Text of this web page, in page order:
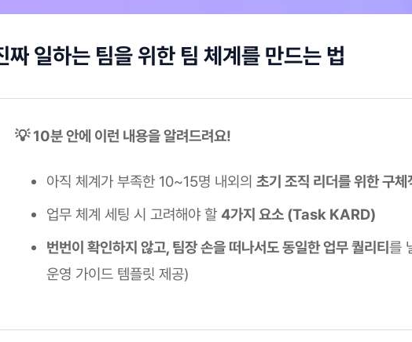
짜 일하는 팀을 위한 팀 체계를 만드는 법
💡 10분 안에 이런 내용을 알려드려요!
아직 체계가 부족한 10~15명 내외의 초기 조직 리더를 위한 구체
업무 체계 세팅 시 고려해야 할 4가지 요소 (Task KARD)
번번이 확인하지 않고, 팀장 손을 떠나서도 동일한 업무 퀄리티 를
운영 가이드 템플릿 제공)